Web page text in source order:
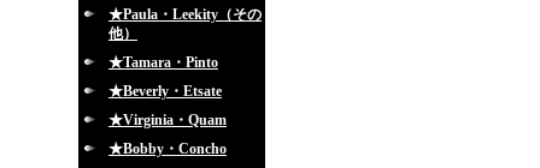
★Paula・Leekity（その
他）
★Tamara・Pinto
★Beverly・Etsate
★Virginia・Quam
★Bobby・Concho